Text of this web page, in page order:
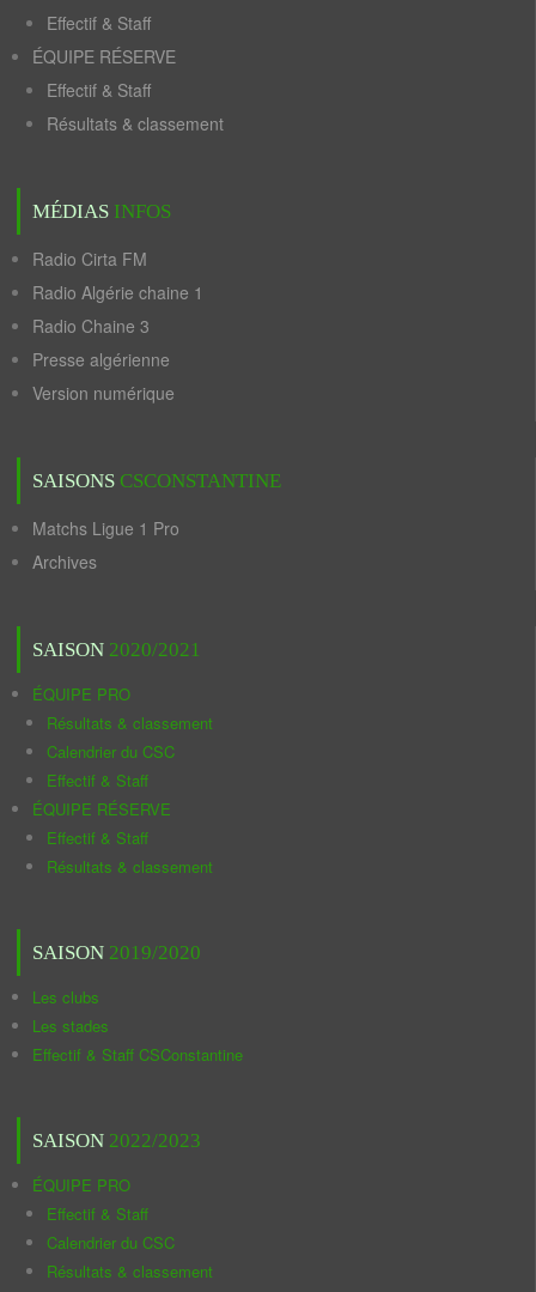
Effectif & Staff
ÉQUIPE RÉSERVE
Effectif & Staff
Résultats & classement
MÉDIAS INFOS
Radio Cirta FM
Radio Algérie chaine 1
Radio Chaine 3
Presse algérienne
Version numérique
SAISONS CSCONSTANTINE
Matchs Ligue 1 Pro
Archives
SAISON 2020/2021
ÉQUIPE PRO
Résultats & classement
Calendrier du CSC
Effectif & Staff
ÉQUIPE RÉSERVE
Effectif & Staff
Résultats & classement
SAISON 2019/2020
Les clubs
Les stades
Effectif & Staff CSConstantine
SAISON 2022/2023
ÉQUIPE PRO
Effectif & Staff
Calendrier du CSC
Résultats & classement